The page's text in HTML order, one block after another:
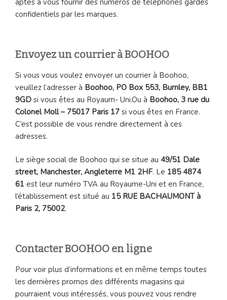
aptes à vous fournir des numéros de téléphones gardés
confidentiels par les marques.
Envoyez un courrier à BOOHOO
Si vous vous voulez envoyer un courrier à Boohoo,
veuillez l’adresser à Boohoo, PO Box 553, Burnley, BB1
9GD si vous êtes au Royaum- Uni.Ou à Boohoo, 3 rue du
Colonel Moll – 75017 Paris 17 si vous êtes en France.
C’est possible de vous rendre directement à ces
adresses.
Le siège social de Boohoo qui se situe au 49/51 Dale
street, Manchester, Angleterre M1 2HF. Le 185 4874
61 est leur numéro TVA au Royaume-Uni et en France,
l’établissement est situé au 15 RUE BACHAUMONT à
Paris 2, 75002.
Contacter BOOHOO en ligne
Pour voir plus d’informations et en même temps toutes
les dernières promos des différents magasins qui
pourraient vous intéressés, vous pouvez vous rendre